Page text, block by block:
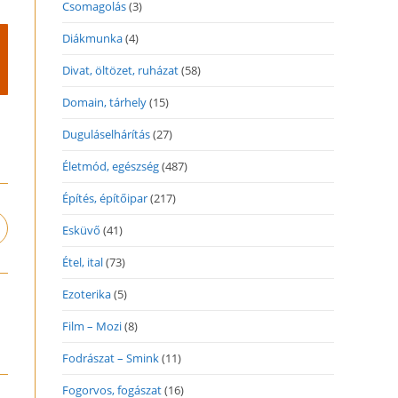
Csomagolás(3)
Diákmunka(4)
Divat, öltözet, ruházat(58)
Domain, tárhely(15)
Duguláselhárítás(27)
Életmód, egészség(487)
Építés, építőipar(217)
Esküvő (41)
Étel, ital(73)
Ezoterika(5)
Film – Mozi(8)
Fodrászat – Smink(11)
Fogorvos, fogászat(16)